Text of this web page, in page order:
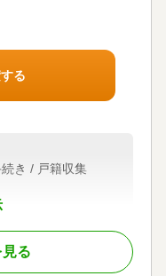
る
き / 戸籍収集
る